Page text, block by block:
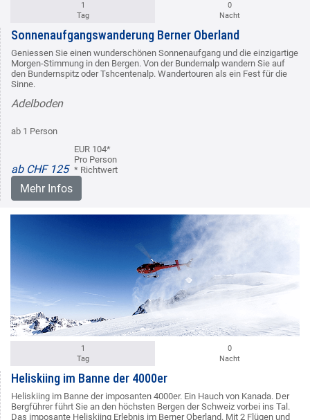
1
Tag
0
Nacht
Sonnenaufgangswanderung Berner Oberland
Geniessen Sie einen wunderschönen Sonnenaufgang und die einzigartige
Morgen-Stimmung in den Bergen. Von der Bundernalp wandern Sie auf
den Bundernspitz oder Tshcentenalp. Wandertouren als ein Fest für die
Sinne.
Adelboden
ab 1 Person
ab CHF 125
EUR 104*
Pro Person
* Richtwert
Mehr Infos
1
Tag
0
Nacht
Heliskiing im Banne der 4000er
Heliskiing im Banne der imposanten 4000er. Ein Hauch von Kanada. Der
Bergführer führt Sie an den höchsten Bergen der Schweiz vorbei ins Tal.
Das imposante Heliskiing Erlebnis im Berner Oberland. Mit 2 Flügen und